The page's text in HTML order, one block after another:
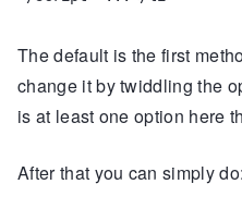
The default is the first
change it by twiddling the
is at least one option here
After that you can simply do: